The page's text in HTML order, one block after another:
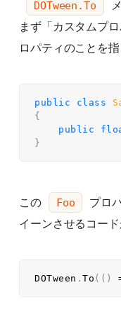
DOTween.To
まず「カスタムプ
ロパティのことを指
public class
{
public
}
この Foo
プロ
イーンさせるコード
DOTween .To ( ( )